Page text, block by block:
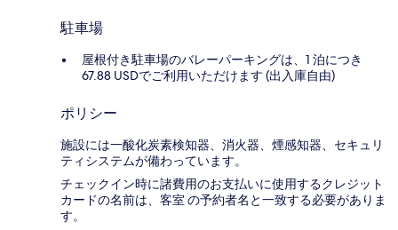
駐車場
屋根付き駐車場のバレーパーキングは、1 泊につき
67.88 USDでご利用いただけます (出入庫自由)
ポリシー
施設には一酸化炭素検知器、消火器、煙感知器、セキュリ
ティシステムが備わっています。
チェックイン時に諸費用のお支払いに使用するクレジット
カードの名前は、客室 の予約者名と一致する必要がありま
す。